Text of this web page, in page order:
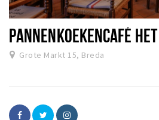
PANNENKOEKENCAFÉ
Grote Markt 15, Breda